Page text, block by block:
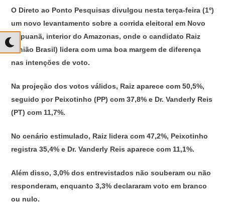
at
s
A
p
p
c
e
b
o
o
k
e
gr
a
p
y
Li
k
O Direto ao Ponto Pesquisas divulgou nesta terça-feira (1º)
um novo levantamento sobre a corrida eleitoral em Novo
Aripuanã, interior do Amazonas, onde o candidato Raiz
(União Brasil) lidera com uma boa margem de diferença
nas intenções de voto.
Na projeção dos votos válidos, Raiz aparece com 50,5%,
seguido por Peixotinho (PP) com 37,8% e Dr. Vanderly Reis
(PT) com 11,7%.
No cenário estimulado, Raiz lidera com 47,2%, Peixotinho
registra 35,4% e Dr. Vanderly Reis aparece com 11,1%.
Além disso, 3,0% dos entrevistados não souberam ou não
responderam, enquanto 3,3% declararam voto em branco
ou nulo.